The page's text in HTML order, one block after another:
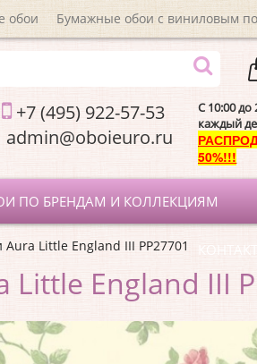
обои Бумажные обои с виниловым
+7 (495) 922-57-53
C 10:00
каждый
50%!!!
ПО БРЕНДАМ И КОЛЛЕКЦИЯМ
Aura Little England III PP27701
Little England III